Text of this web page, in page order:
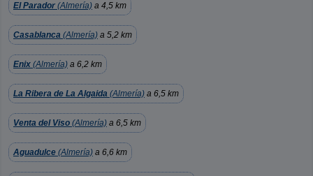
El Parador (Almería) a 4,5 km
Casablanca (Almería) a 5,2 km
Enix (Almería) a 6,2 km
La Ribera de La Algaida (Almería) a 6,5 km
Venta del Viso (Almería) a 6,5 km
Aguadulce (Almería) a 6,6 km